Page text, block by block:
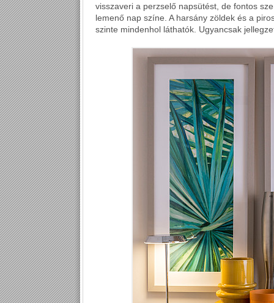
visszaveri a perzselő napsütést, de fontos
lemenő nap színe. A harsány zöldek és a
szinte mindenhol láthatók. Ugyancsak